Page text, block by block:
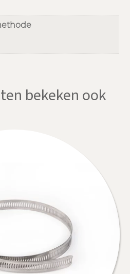
bekeken ook